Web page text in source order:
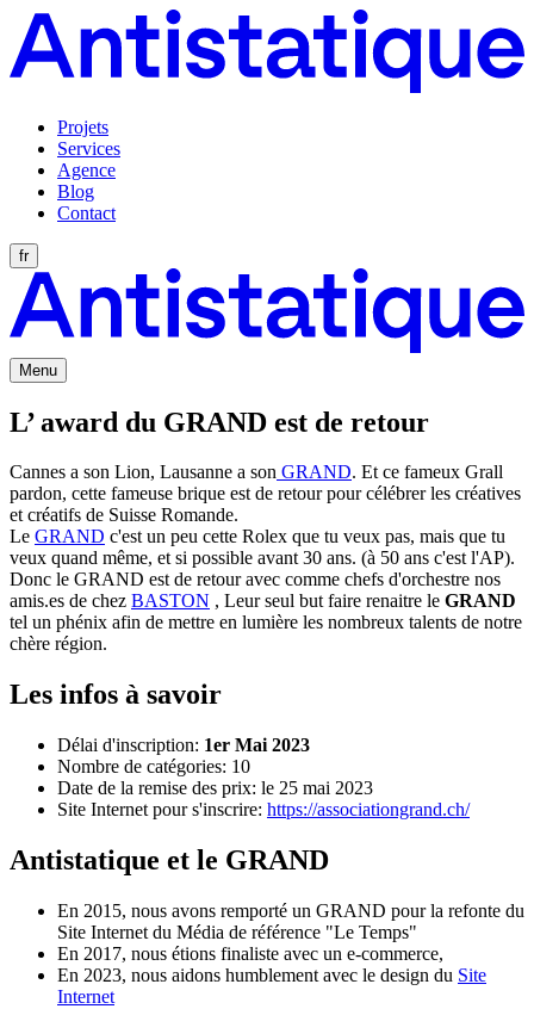
Projets
Services
Agence
Blog
Contact
fr
Menu
L’ award du GRAND est de retour
Cannes a son Lion, Lausanne a son GRAND. Et ce fameux Grall
pardon, cette fameuse brique est de retour pour célébrer les créatives
et créatifs de Suisse Romande.
Le GRAND c'est un peu cette Rolex que tu veux pas, mais que tu
veux quand même, et si possible avant 30 ans. (à 50 ans c'est l'AP).
Donc le GRAND est de retour avec comme chefs d'orchestre nos
amis.es de chez BASTON , Leur seul but faire renaitre le GRAND
tel un phénix afin de mettre en lumière les nombreux talents de notre
chère région.
Les infos à savoir
Délai d'inscription: 1er Mai 2023
Nombre de catégories: 10
Date de la remise des prix: le 25 mai 2023
Site Internet pour s'inscrire: https://associationgrand.ch/
Antistatique et le GRAND
En 2015, nous avons remporté un GRAND pour la refonte du
Site Internet du Média de référence "Le Temps"
En 2017, nous étions finaliste avec un e-commerce,
En 2023, nous aidons humblement avec le design du Site
Internet